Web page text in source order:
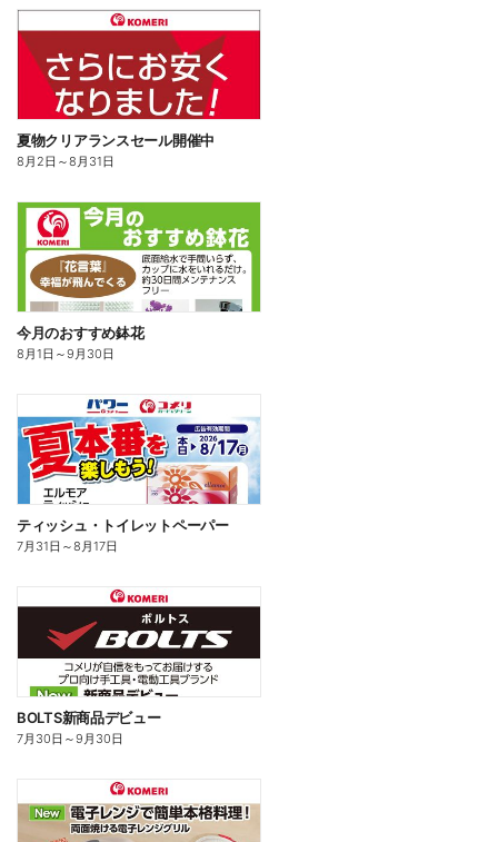
夏物クリアランスセール開催中
8月2日 ～8月31日
今月のおすすめ鉢花
8月1日 ～9月30日
ティッシュ・トイレットペーパー
7月31日 ～8月17日
BOLTS新商品デビュー
7月30日 ～9月30日